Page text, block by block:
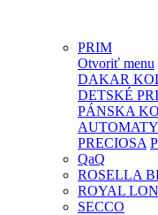
PRIM
Otvoriť menu
DAKAR
DETSKÉ
PÁNSKA
AUTOMATY
PRECIOSA
QaQ
ROSELLA
ROYAL
SECCO